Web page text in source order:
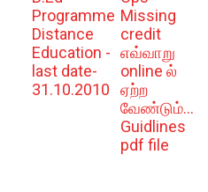
Programme
Distance
Education -
last date-
31.10.2010
Missing
credit
எவ்வாறு
online ல்
ஏற்ற
வேண்டும்...
Guidlines
pdf file